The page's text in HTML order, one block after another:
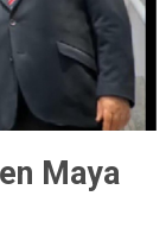
Maya